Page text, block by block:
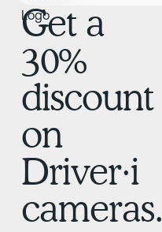
Get a
30%
discount
on
Driver·i
cameras.